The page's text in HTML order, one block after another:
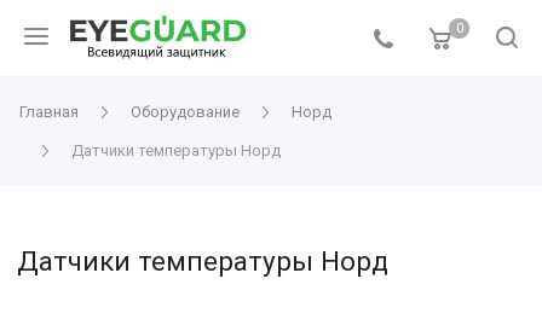
0
Главная Оборудование Норд
Датчики температуры Норд
Датчики температуры Норд